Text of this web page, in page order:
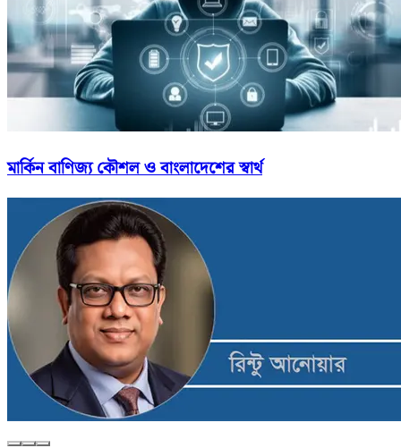
মার্কিন বাণিজ্য কৌশল ও বাংলাদেশের স্বার্থ